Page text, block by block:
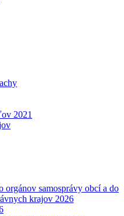
2021
orgánov samosprávy obcí a do
krajov 2026